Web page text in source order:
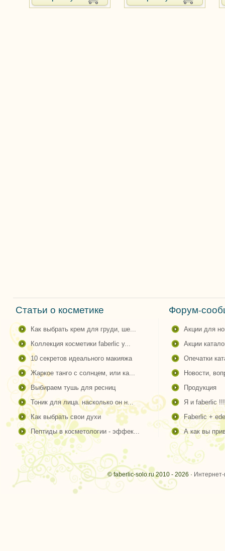
Статьи о косметике
как выбрать крем для груди, ше...
коллекция косметики faberlic y...
10 секретов идеального макияжа
жаркое танго с солнцем, или ка...
выбираем тушь для ресниц
тоник для лица. насколько он н...
как выбрать свои духи
пептиды в косметологии - эффек...
Форум-
акции для
акции
опечатки
новости,
продукция
я и faberlic !!!
faberlic +
а как вы
© faberlic-solo.ru 2010 - 2026 ·